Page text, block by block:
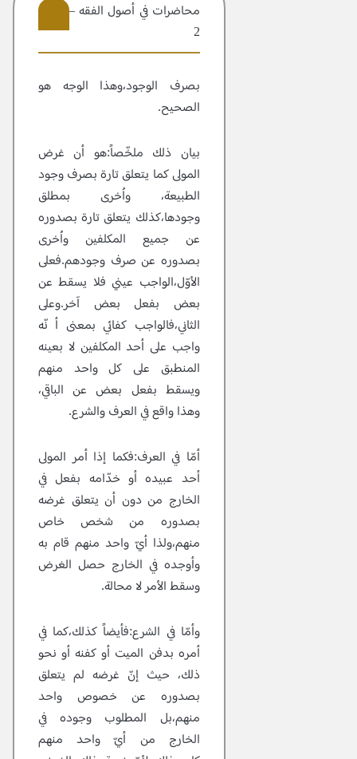
محاضرات في أصول الفقه – مجلد
2
بصرف الوجود،وهذا الوجه هو
الصحيح.
بيان ذلك ملخّصاً:هو أن غرض
المولى كما يتعلق تارة بصرف وجود
الطبيعة، واُخرى بمطلق
وجودها،كذلك يتعلق تارة بصدوره
عن جميع المكلفين واُخرى
بصدوره عن صرف وجودهم.فعلى
الأوّل،الواجب عيني فلا يسقط عن
بعض بفعل بعض آخر.وعلى
الثاني،فالواجب كفائي بمعنى أ نّه
واجب على أحد المكلفين لا بعينه
المنطبق على كل واحد منهم
ويسقط بفعل بعض عن الباقي،
وهذا واقع في العرف والشرع.
أمّا في العرف:فكما إذا أمر المولى
أحد عبيده أو خدّامه بفعل في
الخارج من دون أن يتعلق غرضه
بصدوره من شخص خاص
منهم،ولذا أيّ واحد منهم قام به
وأوجده في الخارج حصل الغرض
وسقط الأمر لا محالة.
وأمّا في الشرع:فأيضاً كذلك،كما في
أمره بدفن الميت أو كفنه أو نحو
ذلك، حيث إنّ غرضه لم يتعلق
بصدوره عن خصوص واحد
منهم،بل المطلوب وجوده في
الخارج من أيّ واحد منهم